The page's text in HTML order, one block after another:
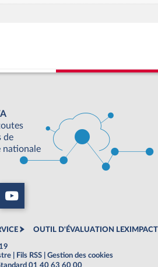
de
nationale
OUTIL D'ÉVALUATION LEXIMPACT
Fils RSS
Gestion des cookies
01 40 63 60 00